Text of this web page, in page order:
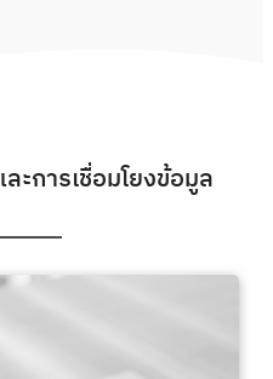
ะการเชื่อมโยงข้อมูล